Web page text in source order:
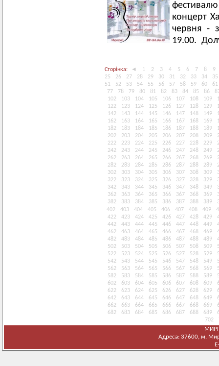
концерт
червня -
19.00.
Сторінка: ◄ 1 2 3 4 5 6 7 8
9
25
26 27 28 29 30 31 32 33 34
35
51
52 53 54 55 56 57 58 59 60
61
77
78 79 80 81 82 83 84 85 86
102
103 104 105 106 107 108 109
122
123 124 125 126 127 128 129
142
143 144 145 146 147 148 149
162
163 164 165 166 167 168 169
182
183 184 185 186 187 188 189
202
203 204 205 206 207 208 209
222
223 224 225 226 227 228 229
242
243 244 245 246 247 248 249
262
263 264 265 266 267 268 269
282
283 284 285 286 287 288 289
302
303 304 305 306 307 308 309
322
323 324 325 326 327 328 329
342
343 344 345 346 347 348 349
362
363 364 365 366 367 368 369
382
383 384 385 386 387 388 389
402
403 404 405 406 407 408 409
422
423 424 425 426 427 428 429
442
443 444 445 446 447 448 449
462
463 464 465 466 467 468 469
482
483 484 485 486 487 488 489
502
503 504 505 506 507 508 509
522
523 524 525 526 527 528 529
542
543 544 545 546 547 548 549
562
563 564 565 566 567 568 569
582
583 584 585 586 587 588 589
602
603 604 605 606 607 608 609
622
623 624 625 626 627 628 629
642
643 644 645 646 647 648 649
662
663 664 665 666 667 668 669
682
683 684 685 686 687 688 689
702
Адреса: 37600, м.